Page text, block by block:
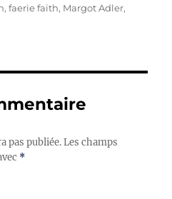
,faerie faith, Margot Adler,
pas publiée. Les champs
*